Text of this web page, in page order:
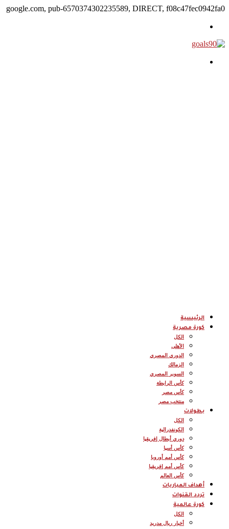
google.com, pub-6570374302235589, DIRECT, f08c47fec0942fa0
الرئيسية
كورة مصرية
الكل
الأهلى
الدوري المصري
الزمالك
السوبر المصري
كأس الرابطة
كأس مصر
منتخب مصر
بطولات
الكل
الكونفدرالية
دوري أبطال إفريقيا
كأس أسيا
كأس أمم أوروبا
كأس أمم إفريقيا
كأس العالم
أهداف المباريات
تردد القنوات
كورة عالمية
الكل
أخبار ريال مدريد